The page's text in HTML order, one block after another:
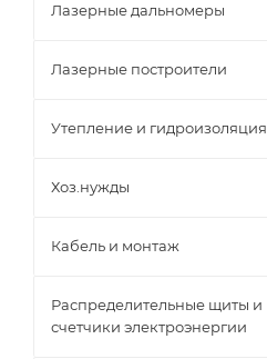
Лазерные дальномеры
Лазерные построители
Утепление и гидроизоляция
Хоз.нужды
Кабель и монтаж
Распределительные щиты и
счетчики электроэнергии